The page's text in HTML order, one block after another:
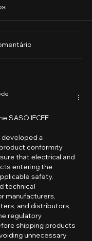
Tecnologia
SASO IECEE
developed a
conformity
that electrical and
entering the
safety,
technical
manufacturers,
and distributors,
regulatory
shipping products
unnecessary